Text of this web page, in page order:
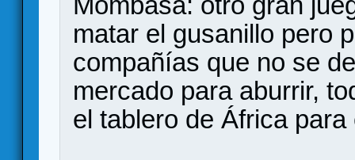
matar el gusanillo pero
compañías que no se
mercado para aburrir,
el tablero de África